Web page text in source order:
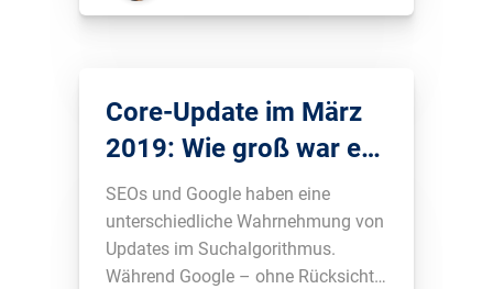
Core-Update im März
2019: Wie groß war es
wirklich?
SEOs und Google haben eine
unterschiedliche Wahrnehmung von
Updates im Suchalgorithmus.
Während Google – ohne Rücksicht